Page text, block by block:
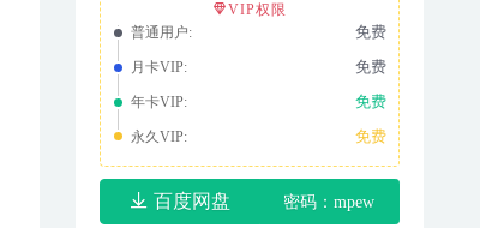
VIP权限
普通用户:
免费
月卡VIP: 免费
年卡VIP: 免费
永久VIP: 免费
百度网盘 密码：mpew